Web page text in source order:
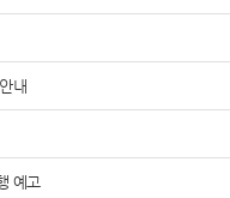
내
예고